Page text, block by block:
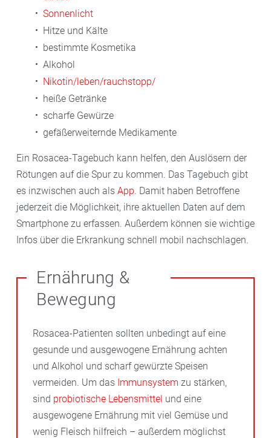
Sonnenlicht
Hitze und Kälte
bestimmte Kosmetika
Alkohol
Nikotin/leben/rauchstopp/
heiße Getränke
scharfe Gewürze
gefäßerweiternde Medikamente
Ein Rosacea-Tagebuch kann helfen, den Auslösern der
Rötungen auf die Spur zu kommen. Das Tagebuch gibt
es inzwischen auch als App. Damit haben Betroffene
jederzeit die Möglichkeit, ihre aktuellen Daten auf dem
Smartphone zu erfassen. Außerdem können sie wichtige
Infos über die Erkrankung schnell mobil nachschlagen.
Ernährung &
Bewegung
Rosacea-Patienten sollten unbedingt auf eine
gesunde und ausgewogene Ernährung achten
und Alkohol und scharf gewürzte Speisen
vermeiden. Um das Immunsystem zu stärken,
sind probiotische Lebensmittel und eine
ausgewogene Ernährung mit viel Gemüse und
wenig Fleisch hilfreich – außerdem möglichst